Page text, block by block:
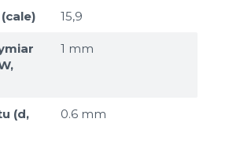
15,9
1 mm
(d,
0.6 mm